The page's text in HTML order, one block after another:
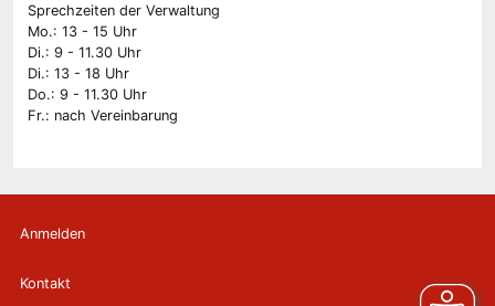
Sprechzeiten der Verwaltung
Mo.: 13 - 15 Uhr
Di.: 9 - 11.30 Uhr
Di.: 13 - 18 Uhr
Do.: 9 - 11.30 Uhr
Fr.: nach Vereinbarung
Anmelden
Kontakt